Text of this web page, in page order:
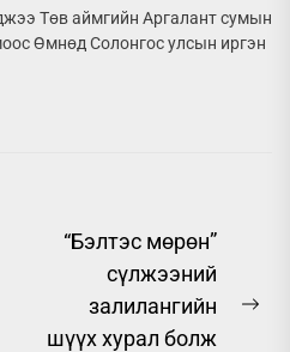
Төв аймгийн Аргалант сумын
Өмнөд Солонгос улсын иргэн
“Бэлтэс мөрөн”
сүлжээний
залилангийн
шүүх хурал болж